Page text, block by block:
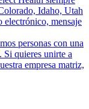
Idaho, Utah
electrónico, mensaje
personas con una
Si quieres unirte a
empresa matriz,